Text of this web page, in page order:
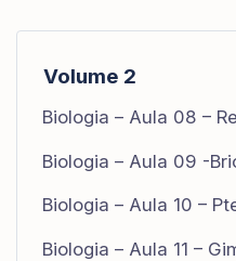
Volume 2
Biologia – Aula 08 –
Biologia – Aula 09 -
Biologia – Aula 10 –
Biologia – Aula 11 –